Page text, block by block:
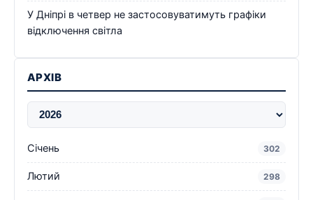
У Дніпрі в четвер не застосовуватимуть графіки
відключення світла
АРХІВ
Січень 302
Лютий 298